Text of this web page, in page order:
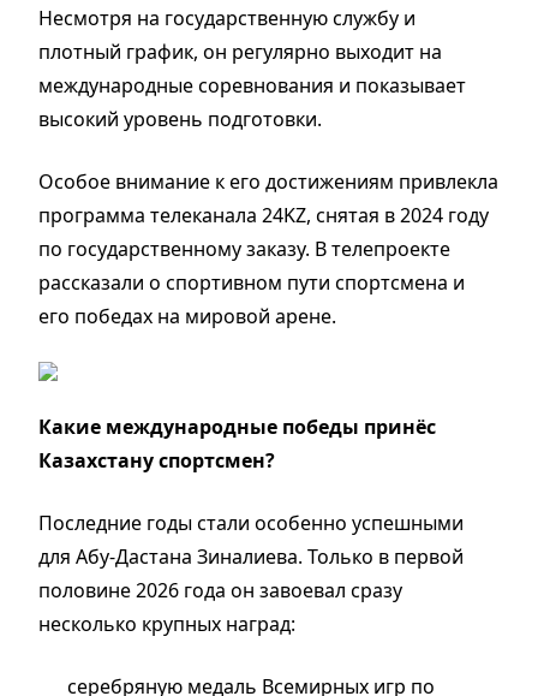
Несмотря на государственную службу и
плотный график, он регулярно выходит на
международные соревнования и показывает
высокий уровень подготовки.
Особое внимание к его достижениям привлекла
программа телеканала 24KZ, снятая в 2024 году
по государственному заказу. В телепроекте
рассказали о спортивном пути спортсмена и
его победах на мировой арене.
Какие международные победы принёс
Казахстану спортсмен?
Последние годы стали особенно успешными
для Абу-Дастана Зиналиева. Только в первой
половине 2026 года он завоевал сразу
несколько крупных наград:
серебряную медаль Всемирных игр по